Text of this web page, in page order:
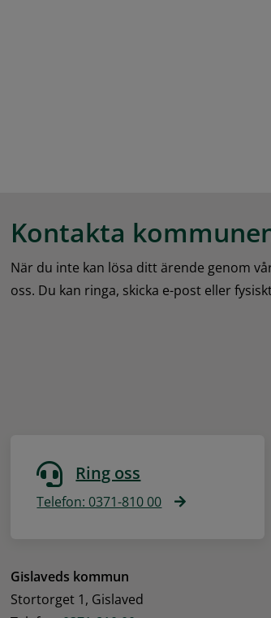
Kontakta
När du inte kan lösa ditt ärende genom
oss. Du kan ringa, skicka e-post eller
Ring oss
Telefon: 0371-810 00
Gislaveds kommun
Stortorget 1, Gislaved